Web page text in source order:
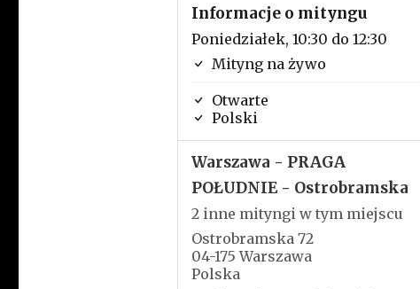
Informacje o mityngu
Poniedziałek, 10:30 do 12:30
Mityng na żywo
Otwarte
Polski
Warszawa - PRAGA
POŁUDNIE - Ostrobramska
2 inne mityngi w tym miejscu
Ostrobramska 72
04-175 Warszawa
Polska